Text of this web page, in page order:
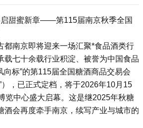
启甜蜜新章——第115届南京秋季全国
都南京即将迎来一场汇聚*食品酒类行
载七十余载行业积淀、被誉为中国食品
向标”的第115届全国糖酒商品交易会
），已正式定档，将于2026年10月15
览中心盛大启幕。这是继2025年秋糖
酒会再度牵手南京，续写产业与城市的